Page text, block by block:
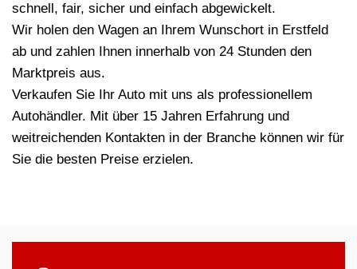
schnell, fair, sicher und einfach abgewickelt.
Wir holen den Wagen an Ihrem Wunschort in Erstfeld
ab und zahlen Ihnen innerhalb von 24 Stunden den
Marktpreis aus.
Verkaufen Sie Ihr Auto mit uns als professionellem
Autohändler. Mit über 15 Jahren Erfahrung und
weitreichenden Kontakten in der Branche können wir für
Sie die besten Preise erzielen.